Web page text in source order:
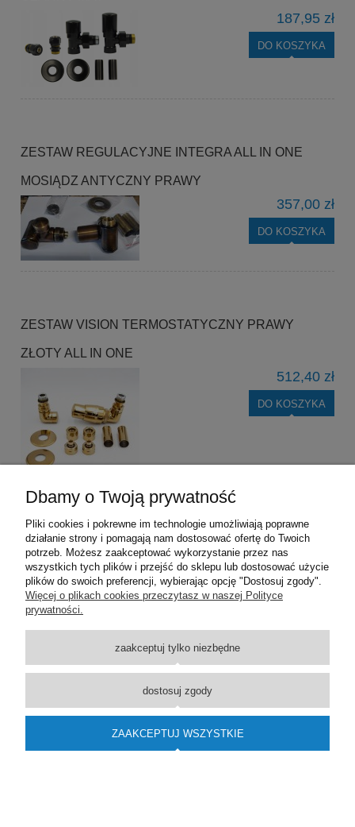
187,95 zł
DO KOSZYKA
ZESTAW REGULACYJNE INTEGRA ALL IN ONE
MOSIĄDZ ANTYCZNY PRAWY
357,00 zł
DO KOSZYKA
ZESTAW VISION TERMOSTATYCZNY PRAWY
ZŁOTY ALL IN ONE
512,40 zł
DO KOSZYKA
ZESTAW VISION TERMOSTATYCZNY LEWY ZŁOTY
ALL IN ONE
512,40 zł
DO KOSZYKA
Dbamy o Twoją prywatność
Pliki cookies i pokrewne im technologie umożliwiają poprawne
działanie strony i pomagają nam dostosować ofertę do Twoich
potrzeb. Możesz zaakceptować wykorzystanie przez nas
wszystkich tych plików i przejść do sklepu lub dostosować użycie
plików do swoich preferencji, wybierając opcję "Dostosuj zgody".
Więcej o plikach cookies przeczytasz w naszej Polityce
prywatności.
zaakceptuj tylko niezbędne
dostosuj zgody
ZAAKCEPTUJ WSZYSTKIE